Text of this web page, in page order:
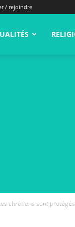
/ rejoindre
chrétiens sont